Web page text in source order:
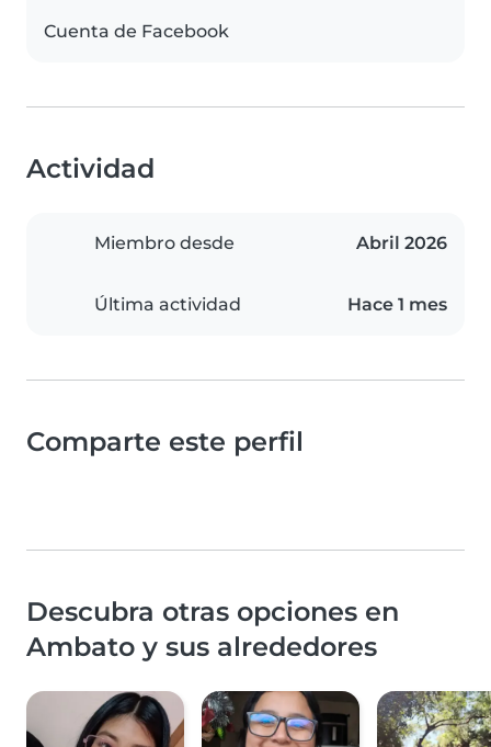
Cuenta de Facebook
Actividad
Miembro desde Abril 2026
Última actividad Hace 1 mes
Comparte este perfil
Descubra otras opciones en
Ambato y sus alrededores